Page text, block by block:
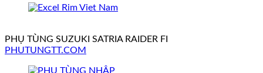
PHỤ TÙNG SUZUKI SATRIA RAIDER FI
PHUTUNGTT.COM